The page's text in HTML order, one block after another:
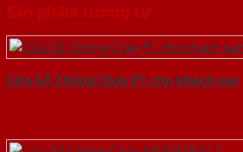
Sản phẩm tương tự
Cửa Gỗ Chống Cháy P1 cho khach san